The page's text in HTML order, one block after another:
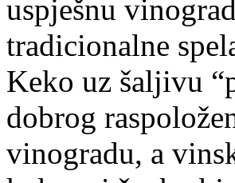
uspješnu
tradicionalne
Keko uz šaljivu
dobrog
vinogradu, a